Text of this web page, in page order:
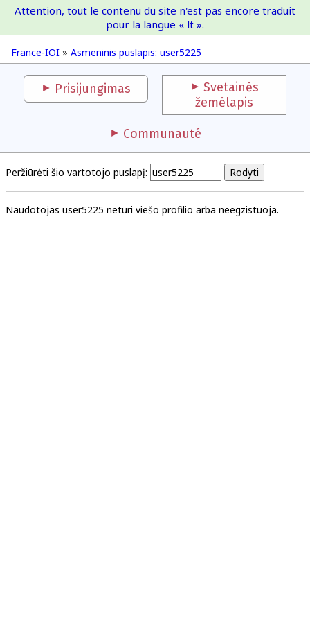
France-IOI
France-IOI » Asmeninis puslapis: user5225
Attention, tout le contenu du site n'est pas encore traduit
pour la langue « lt ».
Prisijungimas
Svetainės
žemėlapis
Communauté
Peržiūrėti šio vartotojo puslapį:
Naudotojas user5225 neturi viešo profilio arba neegzistuoja.